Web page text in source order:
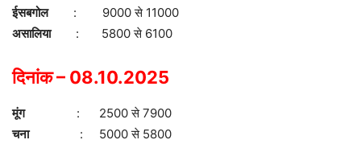
ईसबगोल
: 9000 से 11000
असालिया : 5800 से 6100
दिनांक – 08.10.2025
मूंग: 2500 से 7900
चना : 5000 से 5800